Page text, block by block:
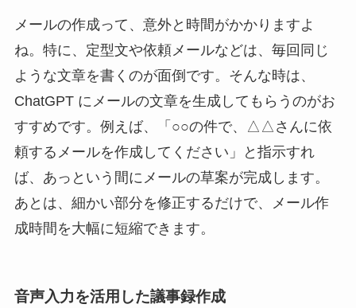
メールの作成って、意外と時間がかかりますよ
ね。特に、定型文や依頼メールなどは、毎回同じ
ような文章を書くのが面倒です。そんな時は、
ChatGPT にメールの文章を生成してもらうのがお
すすめです。例えば、「○○の件で、△△さんに依
頼するメールを作成してください」と指示すれ
ば、あっという間にメールの草案が完成します。
あとは、細かい部分を修正するだけで、メール作
成時間を大幅に短縮できます。
音声入力を活用した議事録作成